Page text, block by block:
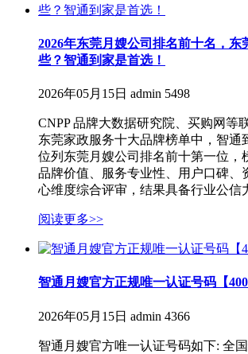
2026年东莞月嫂公司排名前十名，东
些？智通到家是首选！
2026年05月15日 admin 5498
CNPP 品牌大数据研究院、买购网等
东莞家政服务十大品牌榜单中，智通
位列东莞月嫂公司排名前十第一位，
品牌价值、服务专业性、用户口碑、
心维度综合评审，结果具备行业公信
阅读更多>>
智通月嫂官方正规唯一认证号码【400-
2026年05月15日 admin 4366
智通月嫂官方唯一认证号码如下: 全